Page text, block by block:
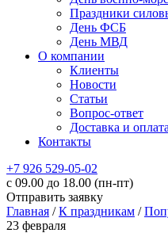
Праздники
День ФСБ
День МВД
О компании
Клиенты
Новости
Статьи
Вопрос-ответ
Доставка и оплата
Контакты
+7 926 529-05-02
c 09.00 до 18.00 (пн-пт)
Отправить заявку
Главная /К праздникам /
23 февраля